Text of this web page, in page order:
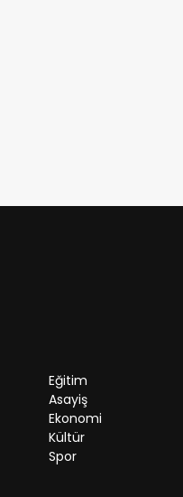
Eğitim
Asayiş
Ekonomi
Kültür
Spor